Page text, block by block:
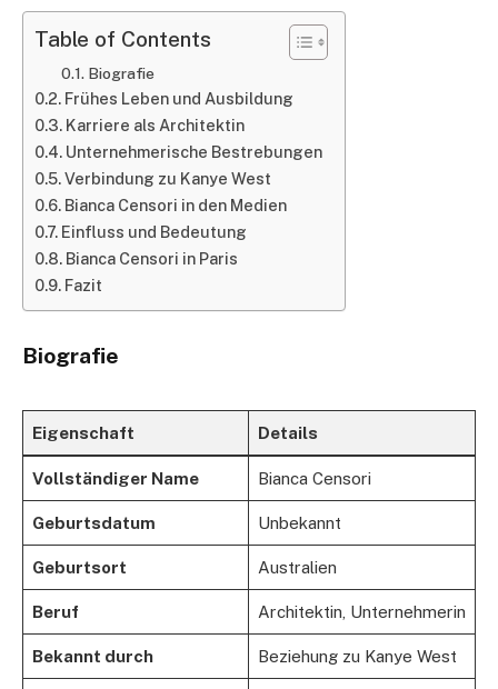
Table of Contents
Biografie
Frühes Leben und Ausbildung
Karriere als Architektin
Unternehmerische Bestrebungen
Verbindung zu Kanye West
Bianca Censori in den Medien
Einfluss und Bedeutung
Bianca Censori in Paris
Fazit
Biografie
Eigenschaft Details
Vollständiger Name Bianca Censori
Geburtsdatum Unbekannt
Geburtsort Australien
Beruf Architektin, Unternehmerin
Bekannt durch Beziehung zu Kanye West